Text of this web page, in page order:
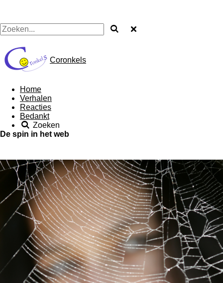
Coronkels
Home
Verhalen
Reacties
Bedankt
Zoeken
De spin in het web